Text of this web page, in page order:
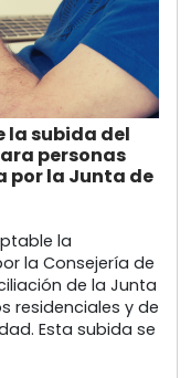
la subida del
personas
por la Junta de
la
la Consejería de
de la Junta
residenciales y de
Esta subida se